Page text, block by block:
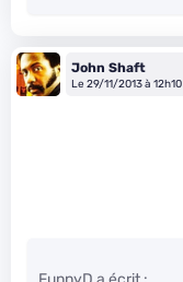
John Shaft
Le 29/11/2013 à 12h10